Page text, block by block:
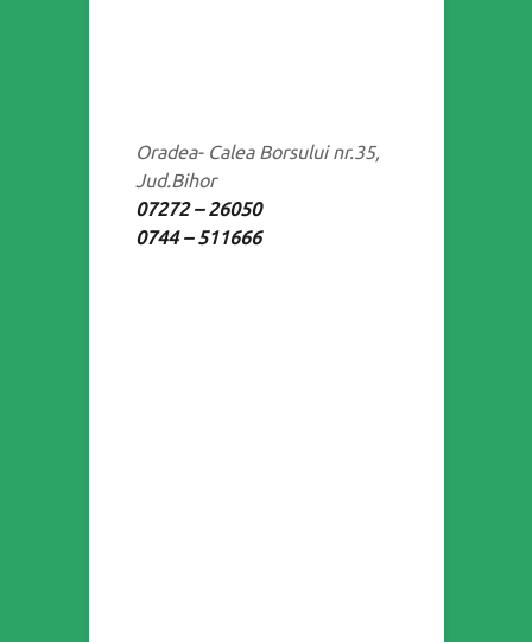
Oradea- Calea Borsului nr.35,
Jud.Bihor
07272 – 26050
0744 – 511666